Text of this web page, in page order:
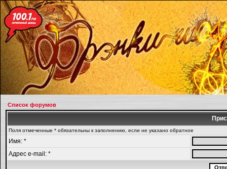
Список форумов
Поля отмеченные * обязательны к заполнению, если не указано обратное
Имя: *
Адрес e-mail: *